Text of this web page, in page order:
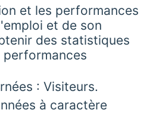
et les performances
et de son
des statistiques
: Visiteurs.
à caractère